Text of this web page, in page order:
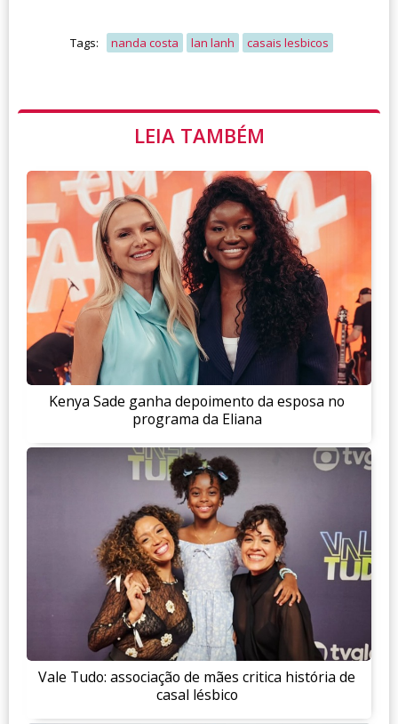
Tags: nanda costa lan lanh casais lesbicos
LEIA TAMBÉM
Kenya Sade ganha depoimento da esposa no
programa da Eliana
Vale Tudo: associação de mães critica história de
casal lésbico